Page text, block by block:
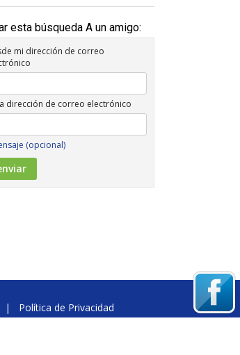
esta búsqueda A un amigo:
mi dirección de correo
dirección de correo electrónico
(opcional)
Política de Privacidad